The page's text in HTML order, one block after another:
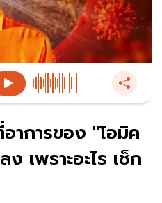
าการของ "โอมิค
เพราะอะไร เช็ก